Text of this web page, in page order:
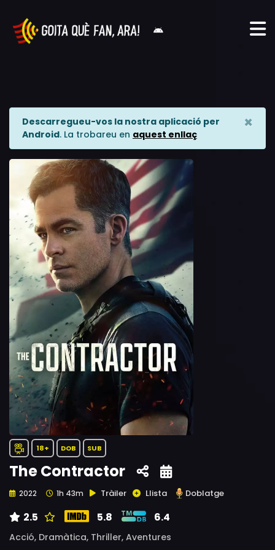
Descarregueu-vos la nostra aplicació per
Android. La trobareu en aquest enllaç
×
18+ DOB SUB
The Contractor
2022 1h 43m Tràiler Llista Doblatge
2.5 5.8 6.4
Acció, Dramàtica, Thriller, Aventures